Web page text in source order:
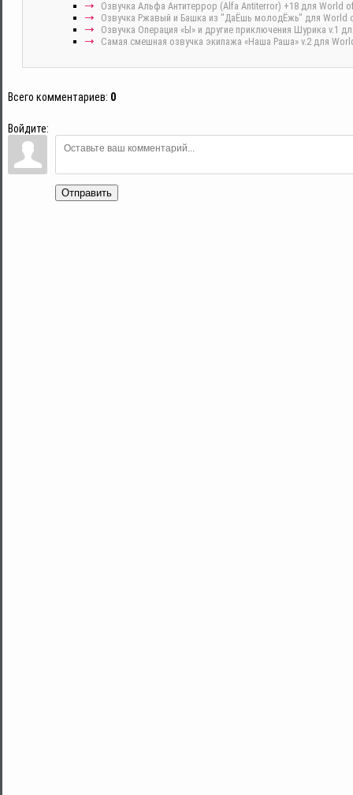
Озвучка Альфа Антитеррор (Alfa Antiterror) +18 для World
Озвучка Ржавый и Башка из "ДаЁшь молодЁжь" для World
Озвучка Операция «Ы» и другие приключения Шурика v.1
Самая смешная озвучка экипажа «Наша Раша» v.2 для
Всего комментариев: 0
Войдите:
Отправить